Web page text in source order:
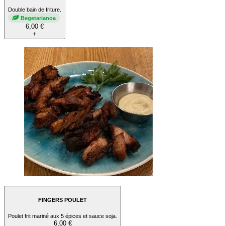
Double bain de friture.
Begetarianoa
6,00 €
+
FINGERS POULET
Poulet frit mariné aux 5 épices et sauce soja.
6,00 €